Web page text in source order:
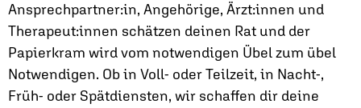
Ansprechpartner:in, Angehörige, Ärzt:innen und
Therapeut:innen schätzen deinen Rat und der
Papierkram wird vom notwendigen Übel zum übel
Notwendigen. Ob in Voll- oder Teilzeit, in Nacht-,
Früh- oder Spätdiensten, wir schaffen dir deine